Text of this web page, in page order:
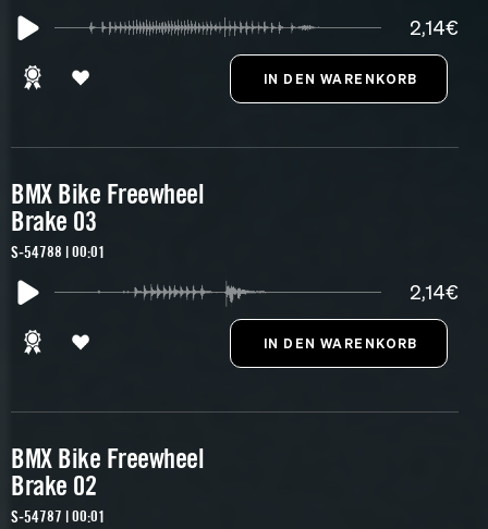
2,14€
BMX Bike Freewheel
Brake 03
S-54788 | 00:01
2,14€
BMX Bike Freewheel
Brake 02
S-54787 | 00:01